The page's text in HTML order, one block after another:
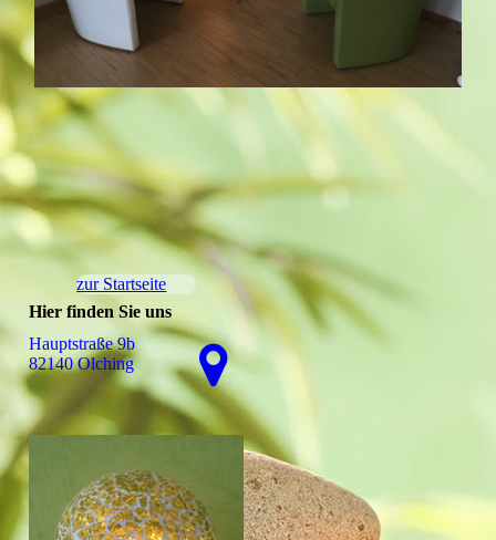
zur Startseite
Hier finden Sie uns
Hauptstraße 9b
82140 Olching